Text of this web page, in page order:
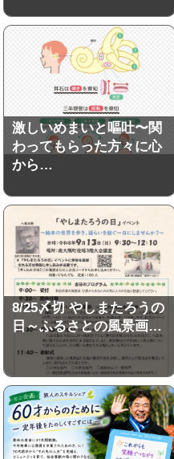
激しいめまいと嘔吐〜関
わってもらった方々に心
から…
8/25〆切 やしまたろうの
日～ふるさとの風景画…